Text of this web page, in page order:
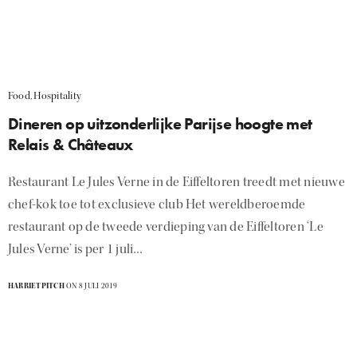
Food,Hospitality
Dineren op uitzonderlijke Parijse hoogte met
Relais & Châteaux
Restaurant Le Jules Verne in de Eiffeltoren treedt met nieuwe
chef-kok toe tot exclusieve club Het wereldberoemde
restaurant op de tweede verdieping van de Eiffeltoren ‘Le
Jules Verne’ is per 1 juli…
HARRIETPITCHON 8 JULI 2019